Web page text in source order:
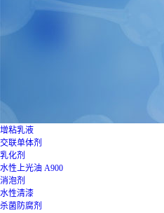
增粘乳液
交联单体剂
乳化剂
水性上光油 A900
消泡剂
水性清漆
杀菌防腐剂